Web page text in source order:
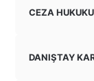
CEZA HUKUKU
DANIŞTAY